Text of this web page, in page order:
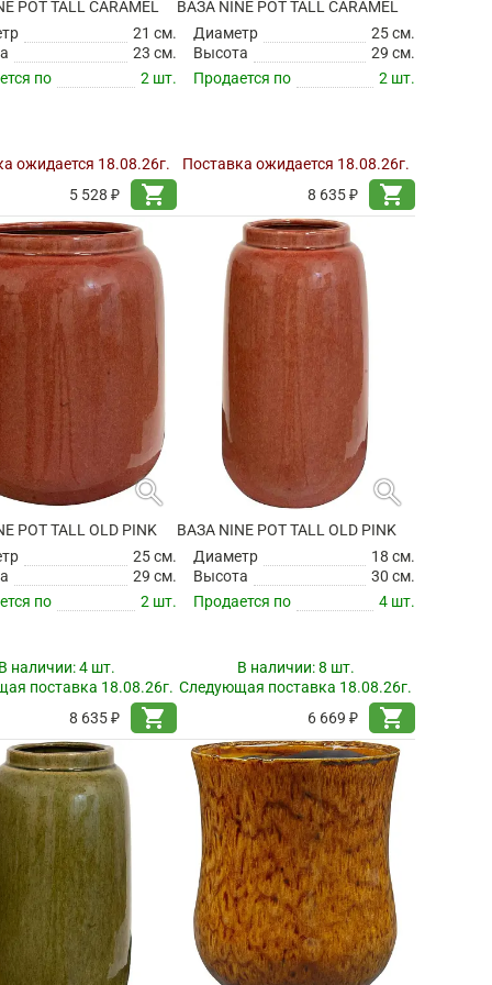
POT TALL CARAMEL
21 см.
23 см.
по
2 шт.
ожидается 18.08.26г.
5 528 ₽
shopping_cart
ВАЗА NINE POT TALL CARAMEL
Диаметр
25 см.
Высота
29 см.
Продается по
2 шт.
Поставка ожидается 18.08.26г.
8 635 ₽
shopping_cart
search
POT TALL OLD PINK
25 см.
29 см.
по
2 шт.
наличии:4 шт.
поставка 18.08.26г.
8 635 ₽
shopping_cart
search
ВАЗА NINE POT TALL OLD PINK
Диаметр
18 см.
Высота
30 см.
Продается по
4 шт.
В наличии:8 шт.
Следующая поставка 18.08.26г.
6 669 ₽
shopping_cart